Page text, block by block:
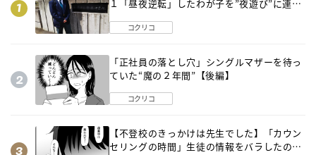
１「昼夜逆転」したわが子を”夜遊び”に連れ
コクリコ
「正社員の落とし穴」シングルマザーを待っ
ていた“魔の２年間”【後編】
コクリコ
【不登校のきっかけは先生でした】「カウン
セリングの時間」生徒の情報をバラしたの